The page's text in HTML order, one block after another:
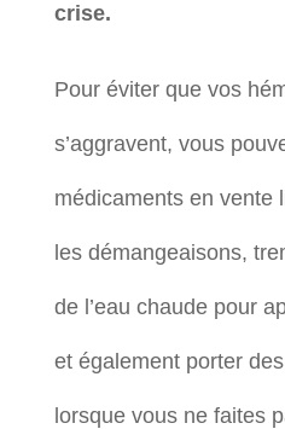
crise.
Pour éviter que vos
s’aggravent, vous
médicaments en vente
les démangeaisons,
de l’eau chaude pour
et également porter
lorsque vous ne faites